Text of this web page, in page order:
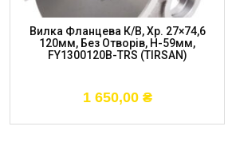
Вилка Фланцева К/в, Хр. 27×74,6
120мм, Без Отворів, H-59мм,
FY1300120B-TRS (TIRSAN)
1 650,00 ₴